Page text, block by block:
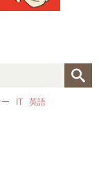
IT 英語